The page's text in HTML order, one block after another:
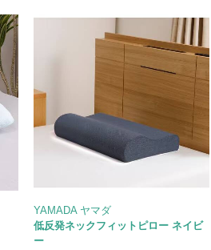
YAMADA ヤマダ
低反発ネックフィットピロー ネイビ
ー